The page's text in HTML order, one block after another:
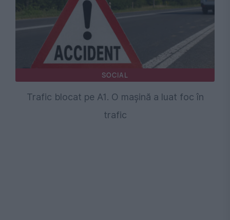
SOCIAL
Trafic blocat pe A1. O mașină a luat foc în
trafic